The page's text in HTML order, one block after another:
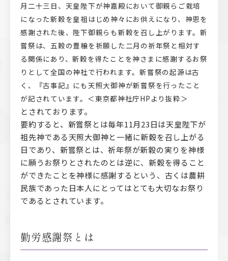
月二十三日、天皇陛下が神嘉殿において御親らご栽培
になった新穀を皇祖はじめ神々にお供えになり、神恩を
感謝された後、陛下御親らも新穀を召し上がります。新
嘗祭は、五穀の豊穣を祈願した二月の祈年祭と相対す
る関係にあり、新穀を得たことを神さまに感謝するお祭
りとして全国の神社で行われます。新嘗祭の起源は古
く、『古事記』にも天照大御神が新嘗祭を行ったこと
が記されています。 ＜東京都神社庁HPより抜粋＞
とされております。
要約すると、新嘗祭とは毎年11月23日は天皇陛下が
祖先神である天照大御神と一緒に新穀を召し上がる
日であり、新嘗祭とは、祈年祭が新穀の実りを神様
に願うお祭りとされたのとは逆に、新穀を得ること
ができたことを神様に感謝するという、古くは農耕
民族であった日本人にとってはとても大切なお祭り
であるとされています。
勤労感謝祭とは